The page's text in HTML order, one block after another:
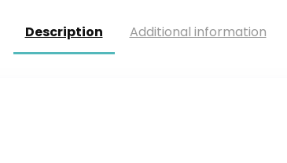
Description Additional information